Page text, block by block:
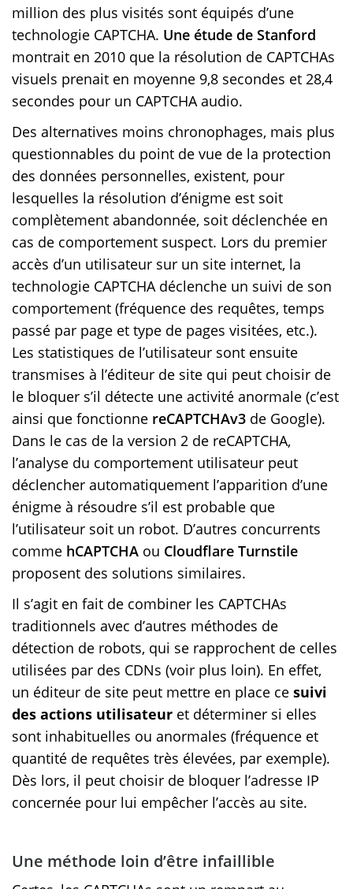
million des plus visités sont équipés d’une
technologie CAPTCHA. Une étude de Stanford
montrait en 2010 que la résolution de CAPTCHAs
visuels prenait en moyenne 9,8 secondes et 28,4
secondes pour un CAPTCHA audio.
Des alternatives moins chronophages, mais plus
questionnables du point de vue de la protection
des données personnelles, existent, pour
lesquelles la résolution d’énigme est soit
complètement abandonnée, soit déclenchée en
cas de comportement suspect. Lors du premier
accès d’un utilisateur sur un site internet, la
technologie CAPTCHA déclenche un suivi de son
comportement (fréquence des requêtes, temps
passé par page et type de pages visitées, etc.).
Les statistiques de l’utilisateur sont ensuite
transmises à l’éditeur de site qui peut choisir de
le bloquer s’il détecte une activité anormale (c’est
ainsi que fonctionne reCAPTCHAv3 de Google).
Dans le cas de la version 2 de reCAPTCHA,
l’analyse du comportement utilisateur peut
déclencher automatiquement l’apparition d’une
énigme à résoudre s’il est probable que
l’utilisateur soit un robot. D’autres concurrents
comme hCAPTCHA ou Cloudflare Turnstile
proposent des solutions similaires.
Il s’agit en fait de combiner les CAPTCHAs
traditionnels avec d’autres méthodes de
détection de robots, qui se rapprochent de celles
utilisées par des CDNs (voir plus loin). En effet,
un éditeur de site peut mettre en place ce suivi
des actions utilisateur et déterminer si elles
sont inhabituelles ou anormales (fréquence et
quantité de requêtes très élevées, par exemple).
Dès lors, il peut choisir de bloquer l’adresse IP
concernée pour lui empêcher l’accès au site.
Une méthode loin d’être infaillible